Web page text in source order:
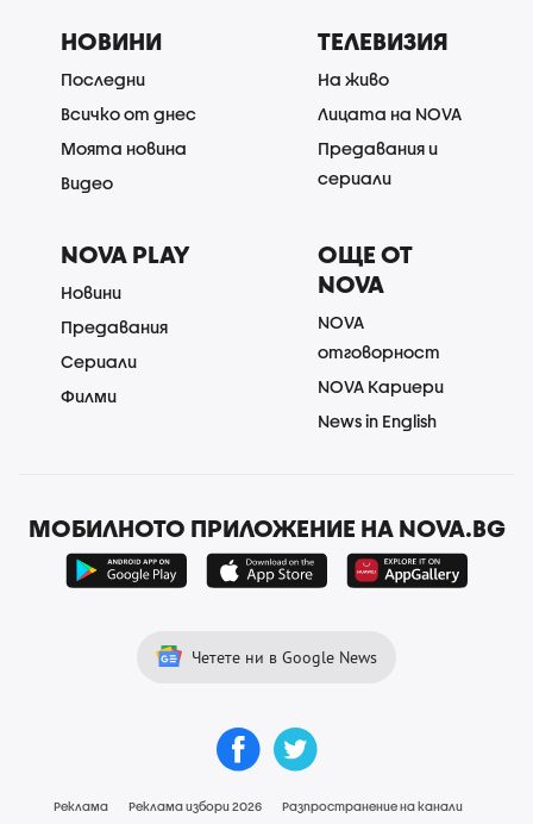
НОВИНИ
Последни
Всичко от днес
Моята новина
Видео
ТЕЛЕВИЗИЯ
На живо
Лицата на NOVA
Предавания и
сериали
NOVA PLAY
Новини
Предавания
Сериали
Филми
ОЩЕ ОТ
NOVA
NOVA
отговорност
NOVA Кариери
News in English
МОБИЛНОТО ПРИЛОЖЕНИЕ НА NOVA.BG
Четете ни в Google News
Реклама Реклама избори 2026
Разпространение на канали